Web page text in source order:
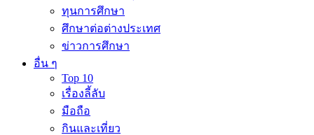
ทุนการศึกษา
ศึกษาต่อต่างประเทศ
ข่าวการศึกษา
อื่น ๆ
Top 10
เรื่องลี้ลับ
มือถือ
กินและเที่ยว